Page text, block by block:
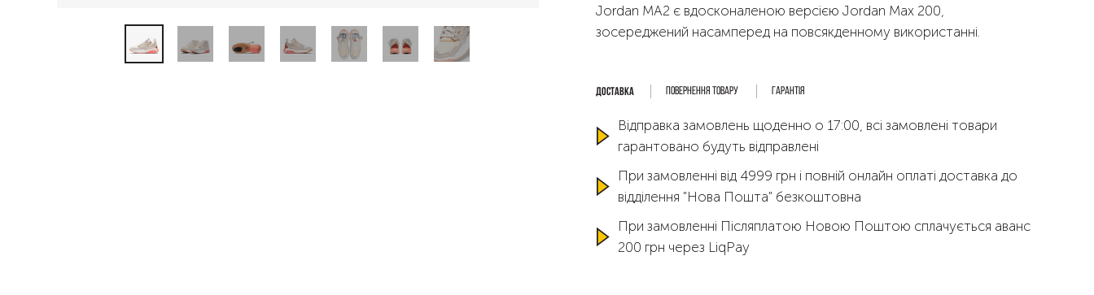
Jordan MA2 є вдосконаленою версією Jordan Max 200,
зосереджений насамперед на повсякденному використанні.
Повернення товару Гарантія
Відправка замовлень щоденно о 17:00, всі замовлені товари
гарантовано будуть відправлені
При замовленні від 4999 грн і повній онлайн оплаті доставка до
відділення "Нова Пошта" безкоштовна
При замовленні Післяплатою Новою Поштою сплачується аванс
200 грн через LiqPay